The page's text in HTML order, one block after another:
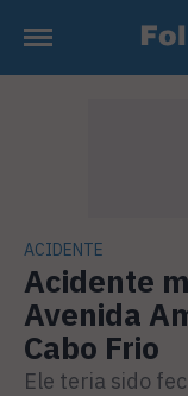
ACIDENTE
Acidente
Avenida
Cabo Frio
Ele teria sido